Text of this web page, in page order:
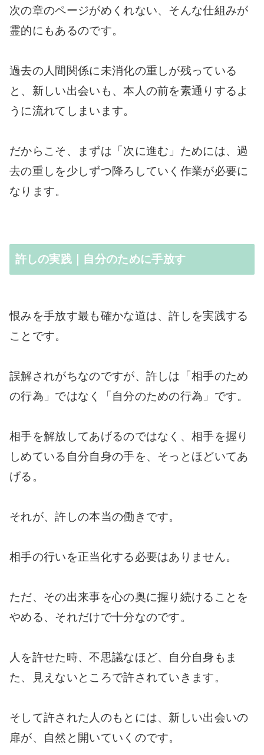
次の章のページがめくれない、そんな仕組みが
霊的にもあるのです。
過去の人間関係に未消化の重しが残っている
と、新しい出会いも、本人の前を素通りするよ
うに流れてしまいます。
だからこそ、まずは「次に進む」ためには、過
去の重しを少しずつ降ろしていく作業が必要に
なります。
許しの実践｜自分のために手放す
恨みを手放す最も確かな道は、許しを実践する
ことです。
誤解されがちなのですが、許しは「相手のため
の行為」ではなく「自分のための行為」です。
相手を解放してあげるのではなく、相手を握り
しめている自分自身の手を、そっとほどいてあ
げる。
それが、許しの本当の働きです。
相手の行いを正当化する必要はありません。
ただ、その出来事を心の奥に握り続けることを
やめる、それだけで十分なのです。
人を許せた時、不思議なほど、自分自身もま
た、見えないところで許されていきます。
そして許された人のもとには、新しい出会いの
扉が、自然と開いていくのです。